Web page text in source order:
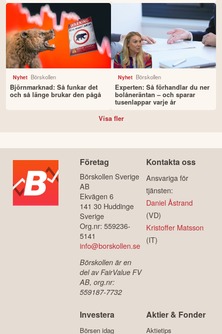
Nyhet Börskollen
Björnmarknad: Så funkar det
och så länge brukar den pågå
Nyhet Börskollen
Experten: Så förhandlar du ner
bolåneräntan – och sparar
tusenlappar varje år
Visa fler
Företag
Börskollen Sverige
AB
Ekvägen 6
141 30 Huddinge
Sverige
Org.nr: 559236-
5141
info@borskollen.se
Börskollen är en
del av FairValue FV
AB, org.nr:
559187-7732
Kontakta oss
Ansvariga för
tjänsten:
Daniel Åstrand
(VD)
Kristoffer Matsson
(IT)
Investera
Börsen idag
Aktier & Fonder
Aktietips